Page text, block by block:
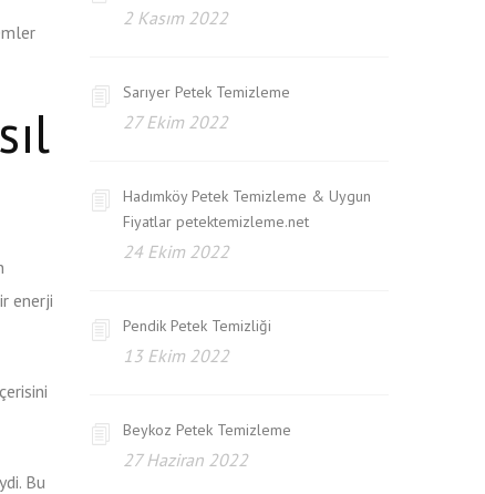
enerji
Bu
2 Kasım 2022
Sarıyer Petek Temizleme
27 Ekim 2022
Hadımköy Petek Temizleme & Uygun
Fiyatlar petektemizleme.net
24 Ekim 2022
Pendik Petek Temizliği
13 Ekim 2022
Beykoz Petek Temizleme
27 Haziran 2022